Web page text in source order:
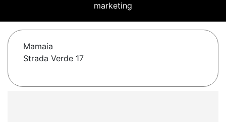
marketing
Mamaia
Strada Verde 17